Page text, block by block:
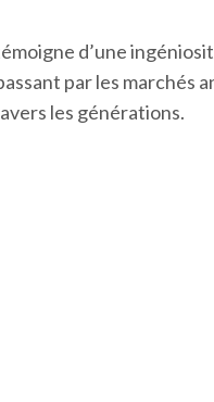
d’une
par les marchés
les générations.